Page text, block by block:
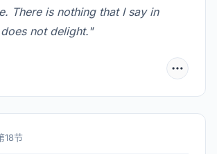
There is nothing that I say in
not delight."
18节